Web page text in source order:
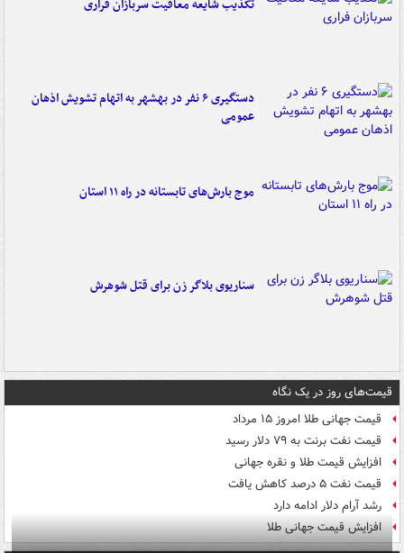
تکذیب شایعه معافیت سربازان فراری
دستگیری ۶ نفر در بهشهر به اتهام تشویش اذهان
عمومی
موج بارش‌های تابستانه در راه ۱۱ استان
سناریوی بلاگر زن برای قتل شوهرش
قیمت‌های روز در یک نگاه
قیمت جهانی طلا امروز ۱۵ مرداد
قیمت نفت برنت به ۷۹ دلار رسید
افزایش قیمت طلا و نقره جهانی
قیمت نفت ۵ درصد کاهش یافت
رشد آرام دلار ادامه دارد
افزایش قیمت جهانی طلا